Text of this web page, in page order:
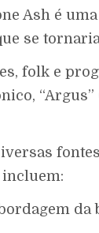
Ash é
se
folk e